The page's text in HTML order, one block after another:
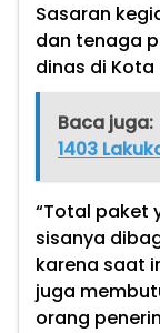
Sasaran
dan tenaga
dinas di Kota
Baca juga:
1403
“Total paket
sisanya
karena saat
juga
orang